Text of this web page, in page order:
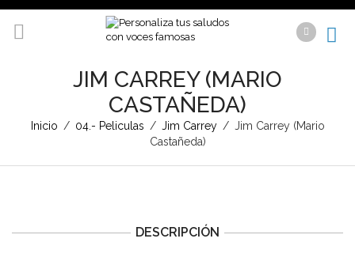
JIM CARREY (MARIO
CASTAÑEDA)
Inicio / 04.- Peliculas / Jim Carrey / Jim Carrey (Mario
Castañeda)
DESCRIPCIÓN